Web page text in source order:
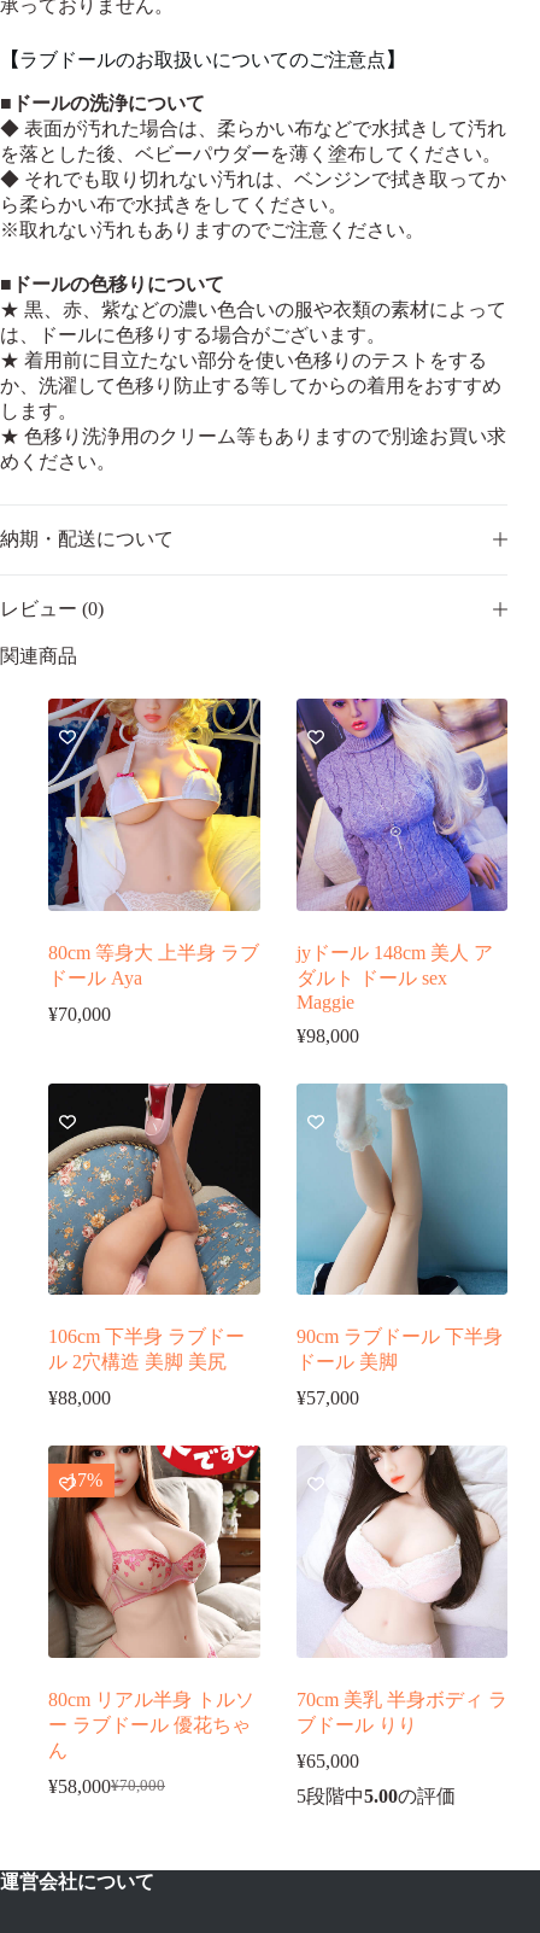
承っておりません。
【ラブドールのお取扱いについてのご注意点 】
■ ドールの洗浄について
◆ 表面が汚れた場合は、柔らかい布などで水拭きして汚れ
を落とした後、ベビーパウダーを薄く塗布してください。
◆ それでも取り切れない汚れは、ベンジンで拭き取ってか
ら柔らかい布で水拭きをしてください。
※取れない汚れもありますのでご注意ください。
■ ドールの色移りについて
★ 黒、赤、紫などの濃い色合いの服や衣類の素材によって
は、ドールに色移りする場合がございます。
★ 着用前に目立たない部分を使い色移りのテストをする
か、洗濯して色移り防止する等してからの着用をおすすめ
します。
★ 色移り洗浄用のクリーム等もありますので別途お買い求
めください。
納期・配送について
レビュー (0)
関連商品
80cm 等身大 上半身 ラブ
ドール Aya
¥70,000
jyドール 148cm 美人 ア
ダルト ドール sex
Maggie
¥98,000
106cm 下半身 ラブドー
ル 2穴構造 美脚 美尻
¥88,000
90cm ラブドール 下半身
ドール 美脚
¥57,000
-17%
80cm リアル半身 トルソ
ー ラブドール 優花ちゃ
ん
¥70,000
元
格
¥58,000現
価
70cm 美乳 半身ボディ ラ
ブドール りり
¥65,000
5段階中5.00の評価
運営会社について